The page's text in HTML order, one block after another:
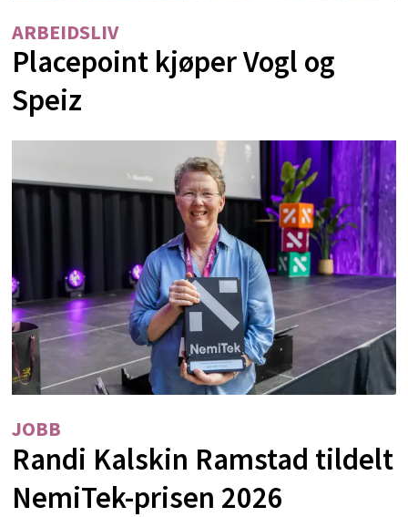
ARBEIDSLIV
Placepoint kjøper Vogl og
Speiz
JOBB
Randi Kalskin Ramstad tildelt
NemiTek-prisen 2026